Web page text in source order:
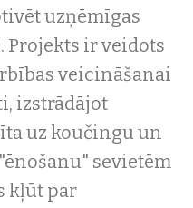
uzņēmīgas
ir veidots
veicināšanai
izstrādājot
uz koučingu un
sevietēm
kļūt par